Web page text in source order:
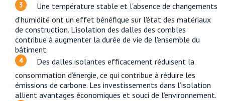
Une température stable et l'absence de changements
d'humidité ont un effet bénéfique sur l'état des matériaux
de construction. L'isolation des dalles des combles
contribue à augmenter la durée de vie de l'ensemble du
bâtiment.
Des dalles isolantes efficacement réduisent la
consommation d’énergie, ce qui contribue à réduire les
émissions de carbone. Les investissements dans l’isolation
allient avantages économiques et souci de l’environnement.